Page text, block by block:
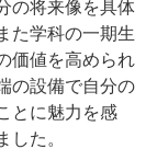
の将来像を具体
た学科の一期生
価値を高められ
の設備で自分の
とに魅力を感
した。